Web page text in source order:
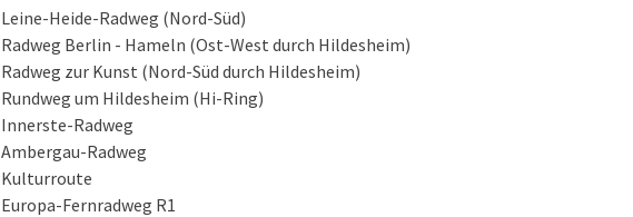
Leine-Heide-Radweg (Nord-Süd)
Radweg Berlin - Hameln (Ost-West durch Hildesheim)
Radweg zur Kunst (Nord-Süd durch Hildesheim)
Rundweg um Hildesheim (Hi-Ring)
Innerste-Radweg
Ambergau-Radweg
Kulturroute
Europa-Fernradweg R1